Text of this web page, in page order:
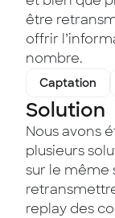
être
offrir
nombre.
Captation
Solution
Nous avons
plusieurs
sur le même
replay des